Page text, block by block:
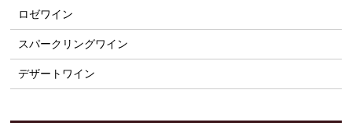
ロゼワイン
スパークリングワイン
デザートワイン